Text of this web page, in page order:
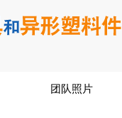
团队照片